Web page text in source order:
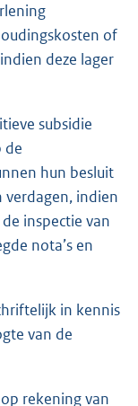
of
deze lager
subsidie
de
hun besluit
indien
inspectie van
nota’s en
in kennis
van de
rekening van